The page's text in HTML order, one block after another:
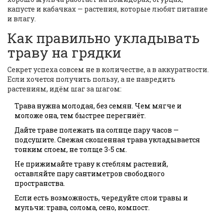
капусте и кабачках — растения, которые любят питание
и влагу.
Как правильно укладывать
траву на грядки
Секрет успеха совсем не в количестве, а в аккуратности.
Если хочется получить пользу, а не навредить
растениям, идём шаг за шагом:
Трава нужна молодая, без семян. Чем мягче и
моложе она, тем быстрее перегниёт.
Дайте траве полежать на солнце пару часов —
подсушите. Свежая скошенная трава укладывается
тонким слоем, не толще 3-5 см.
Не прижимайте траву к стеблям растений,
оставляйте пару сантиметров свободного
пространства.
Если есть возможность, чередуйте слои травы и
мульчи: трава, солома, сено, компост.